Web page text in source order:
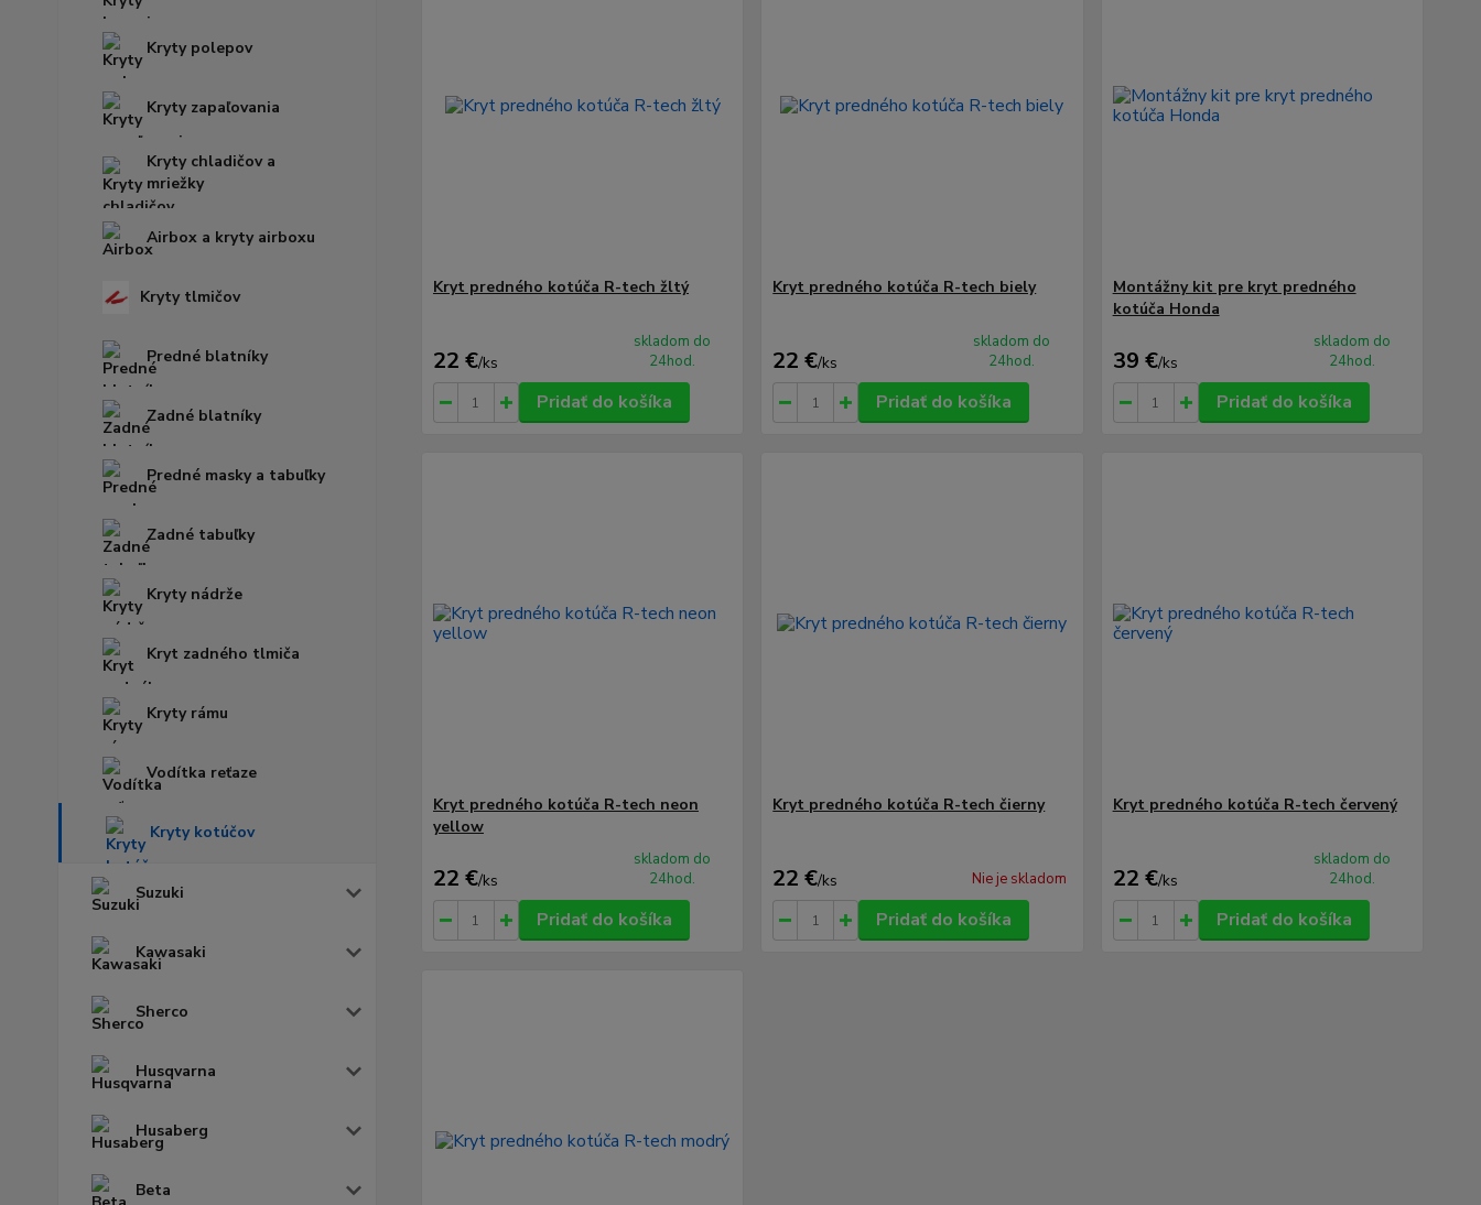
Kryty polepov
Kryty zapaľovania
Kryty chladičov a
mriežky
Airbox a kryty airboxu
Kryty tlmičov
Predné blatníky
Zadné blatníky
Predné masky a tabuľky
Zadné tabuľky
Kryty nádrže
Kryt zadného tlmiča
Kryty rámu
Vodítka reťaze
Kryty kotúčov
Suzuki
Kawasaki
Sherco
Husqvarna
Husaberg
Beta
Kryt predného kotúča R-tech žltý
22 €/ks
skladom do
24hod.
Pridať do košíka
Kryt predného kotúča R-tech biely
22 €/ks
skladom do
24hod.
Pridať do košíka
Montážny kit pre kryt predného
kotúča Honda
39 €/ks
skladom do
24hod.
Pridať do košíka
Kryt predného kotúča R-tech neon
yellow
22 €/ks
skladom do
24hod.
Pridať do košíka
Kryt predného kotúča R-tech čierny
22 €/ks Nie je skladom
Pridať do košíka
Kryt predného kotúča R-tech červený
22 €/ks
skladom do
24hod.
Pridať do košíka